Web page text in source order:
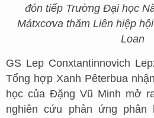
đón tiếp Trường Đại học
Mátxcơva thăm Liên hiệp
Loan
GS Lep Conxtantinnovich
Tổng hợp Xanh Pêterbua
học của Đặng Vũ Minh mở
nghiên cứu phản ứng phân